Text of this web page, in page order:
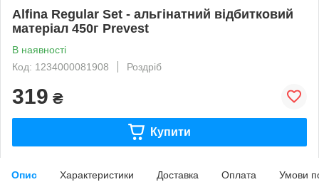
Alfina Regular Set - альгінатний відбитковий
матеріал 450г Prevest
В наявності
Код: 1234000081908
Роздріб
319 ₴
Купити
Опис Характеристики Доставка Оплата Умови